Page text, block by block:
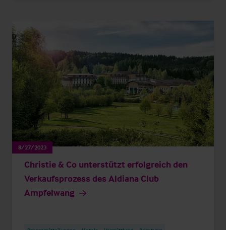
8/27/2023
Christie & Co unterstützt erfolgreich den
Verkaufsprozess des Aldiana Club
Ampfelwang